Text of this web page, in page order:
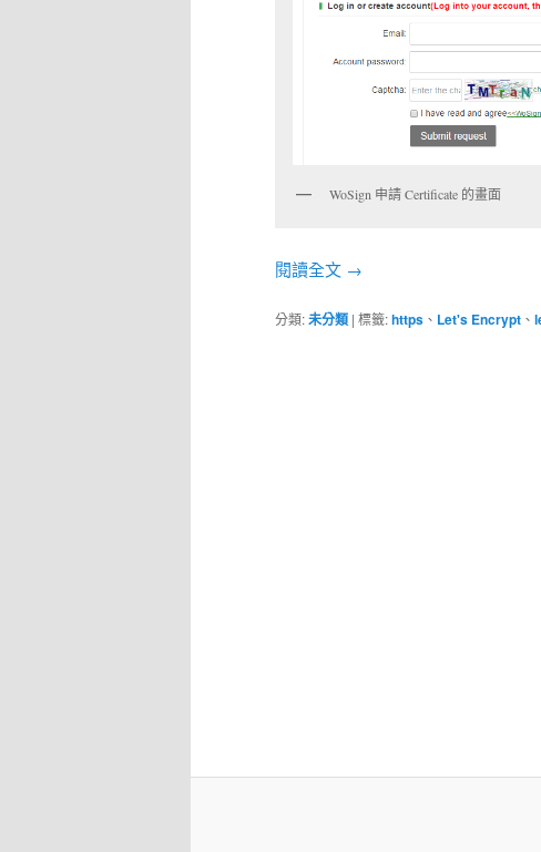
WoSign 申請 Certificate 的畫面
閱讀全文 →
分類:未分類 | 標籤:https 、 Let's Encrypt 、